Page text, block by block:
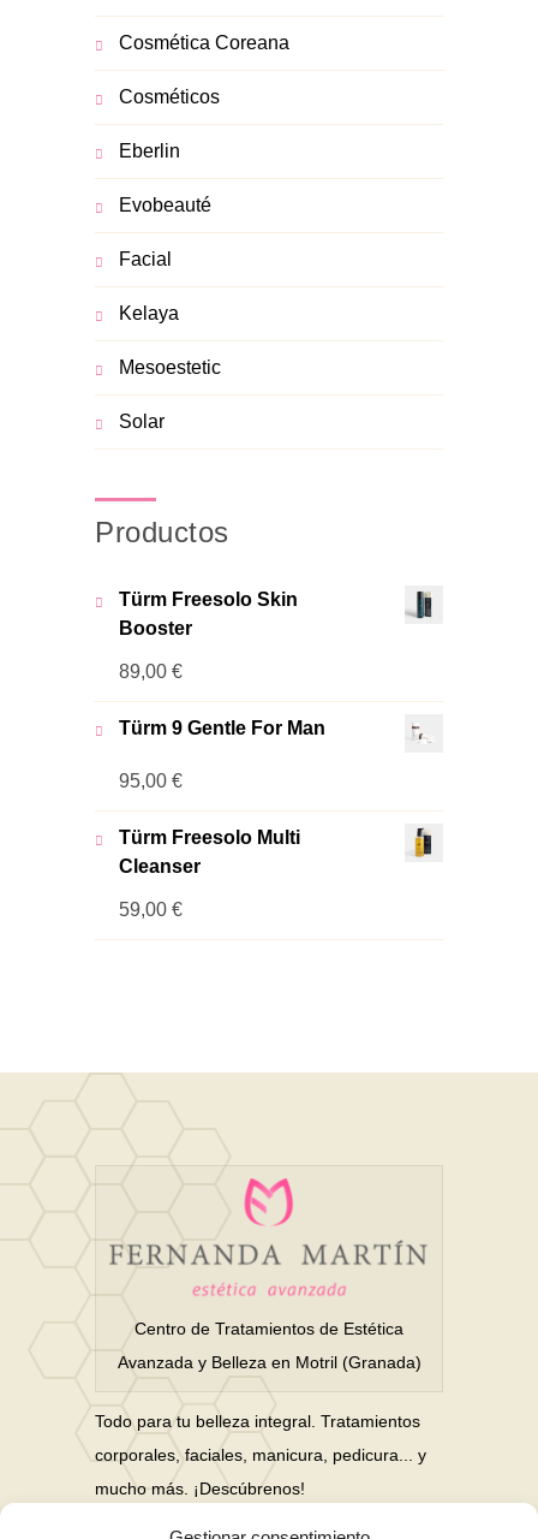
Cosmética Coreana
Cosméticos
Eberlin
Evobeauté
Facial
Kelaya
Mesoestetic
Solar
Productos
Türm Freesolo Skin
Booster
89,00 €
Türm 9 Gentle For Man
95,00 €
Türm Freesolo Multi
Cleanser
59,00 €
Centro de Tratamientos de Estética
Avanzada y Belleza en Motril (Granada)
Todo para tu belleza integral. Tratamientos
corporales, faciales, manicura, pedicura... y
mucho más. ¡Descúbrenos!